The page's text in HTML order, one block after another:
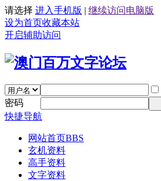
请选择 进入手机版 | 继续访问电脑版
设为首页收藏本站
开启辅助访问
密码
快捷导航
网站首页BBS
玄机资料
高手资料
文字资料